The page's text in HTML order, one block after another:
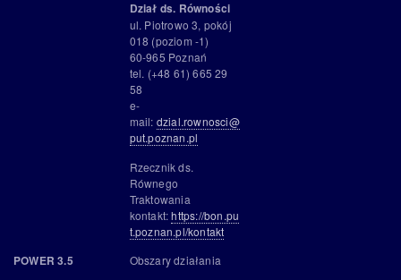
POWER 3.5
Dział ds. Równości
ul. Piotrowo 3, pokój
018 (poziom -1)
60-965 Poznań
tel. (+48 61) 665 29
58
e-
mail: dzial.rownosci@
put.poznan.pl
Rzecznik ds.
Równego
Traktowania
kontakt:https://bon.pu
t.poznan.pl/kontakt
Obszary działania